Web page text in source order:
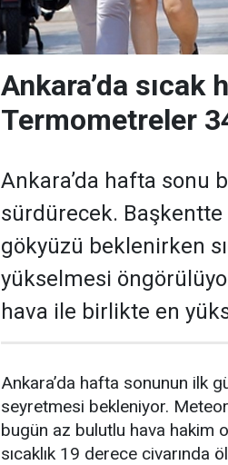
Ankara’da sıcak
Termometreler
Ankara’da hafta sonu
sürdürecek.
gökyüzü beklenirken
yükselmesi
hava ile birlikte en
Ankara’da hafta sonunun ilk
seyretmesi bekleniyor.
bugün az bulutlu hava hakim
sıcaklık 19 derece civarında